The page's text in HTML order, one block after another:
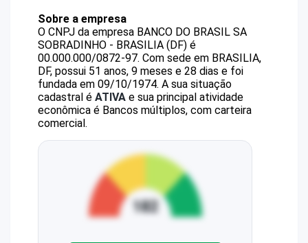
Sobre a empresa
O CNPJ da empresa BANCO DO BRASIL SA
SOBRADINHO - BRASILIA (DF) é
00.000.000/0872-97. Com sede em BRASILIA,
DF, possui 51 anos, 9 meses e 28 dias e foi
fundada em 09/10/1974. A sua situação
cadastral é ATIVA e sua principal atividade
econômica é Bancos múltiplos, com carteira
comercial.